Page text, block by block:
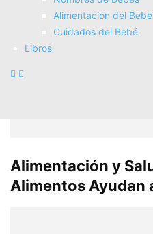
Alimentación del Bebé
Cuidados del Bebé
Libros
Alimentación y
Alimentos Ayudan